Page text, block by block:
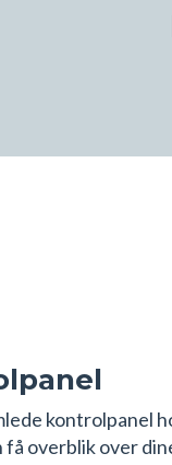
kontrolpanel
få overblik over